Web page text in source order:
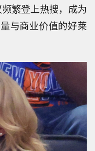
繁登上热搜，成为
与商业价值的好莱